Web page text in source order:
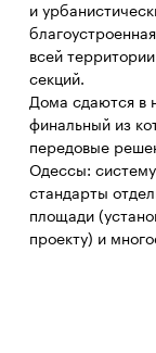
и
всей
секций.
Дома сдаются в
финальный из
передовые
Одессы: систему
стандарты
площади
проекту) и